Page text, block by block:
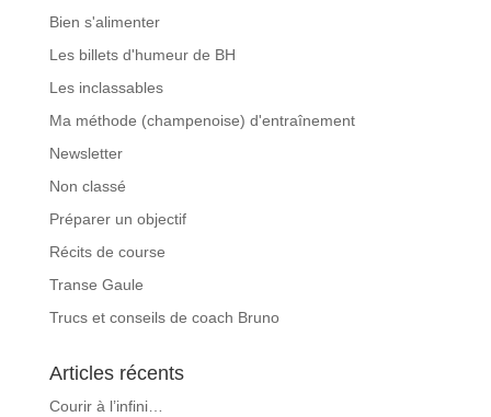
Bien s'alimenter
Les billets d'humeur de BH
Les inclassables
Ma méthode (champenoise) d'entraînement
Newsletter
Non classé
Préparer un objectif
Récits de course
Transe Gaule
Trucs et conseils de coach Bruno
Articles récents
Courir à l’infini…